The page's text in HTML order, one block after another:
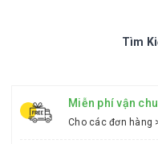
Tìm
Miễn phí vận
Cho các đơn hàng